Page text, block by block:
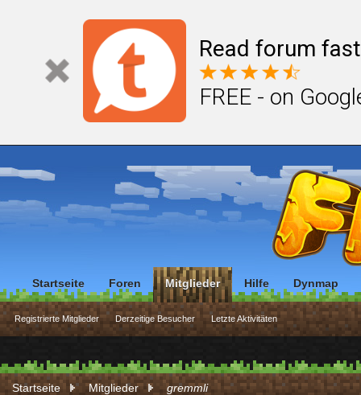
Read forum
FREE - on
Startseite Mitglieder gremmli
Startseite Foren Mitglieder
Registrierte Mitglieder Derzeitige Besucher Letzte Aktivitäten
Hilfe Dynmap